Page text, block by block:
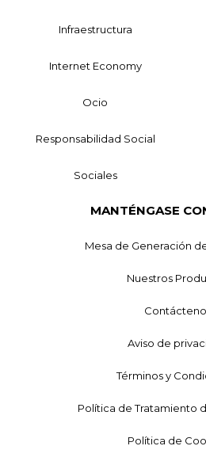
Infraestructura
Internet Economy
Ocio
Responsabilidad Social
Sociales
MANTÉNGASE
Mesa de Generación
Nuestros
Aviso de
Términos y
Política de Tratamiento
Política de